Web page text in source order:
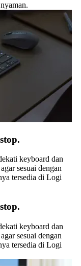
keyboard dan
sesuai dengan
tersedia di Logi
keyboard dan
sesuai dengan
tersedia di Logi